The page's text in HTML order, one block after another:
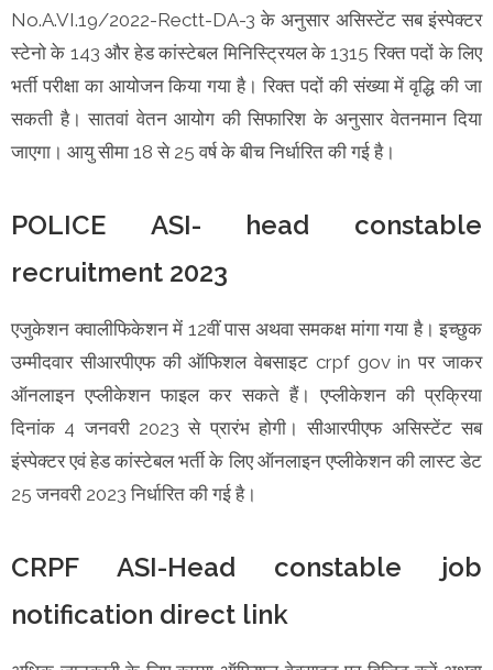
No.A.VI.19/2022-Rectt-DA-3 के अनुसार असिस्टेंट सब इंस्पेक्टर
स्टेनो के 143 और हेड कांस्टेबल मिनिस्ट्रियल के 1315 रिक्त पदों के लिए
भर्ती परीक्षा का आयोजन किया गया है। रिक्त पदों की संख्या में वृद्धि की जा
सकती है। सातवां वेतन आयोग की सिफारिश के अनुसार वेतनमान दिया
जाएगा। आयु सीमा 18 से 25 वर्ष के बीच निर्धारित की गई है।
POLICE ASI- head constable
recruitment 2023
एजुकेशन क्वालीफिकेशन में 12वीं पास अथवा समकक्ष मांगा गया है। इच्छुक
उम्मीदवार सीआरपीएफ की ऑफिशल वेबसाइट crpf gov in पर जाकर
ऑनलाइन एप्लीकेशन फाइल कर सकते हैं। एप्लीकेशन की प्रक्रिया
दिनांक 4 जनवरी 2023 से प्रारंभ होगी। सीआरपीएफ असिस्टेंट सब
इंस्पेक्टर एवं हेड कांस्टेबल भर्ती के लिए ऑनलाइन एप्लीकेशन की लास्ट डेट
25 जनवरी 2023 निर्धारित की गई है।
CRPF ASI-Head constable job
notification direct link